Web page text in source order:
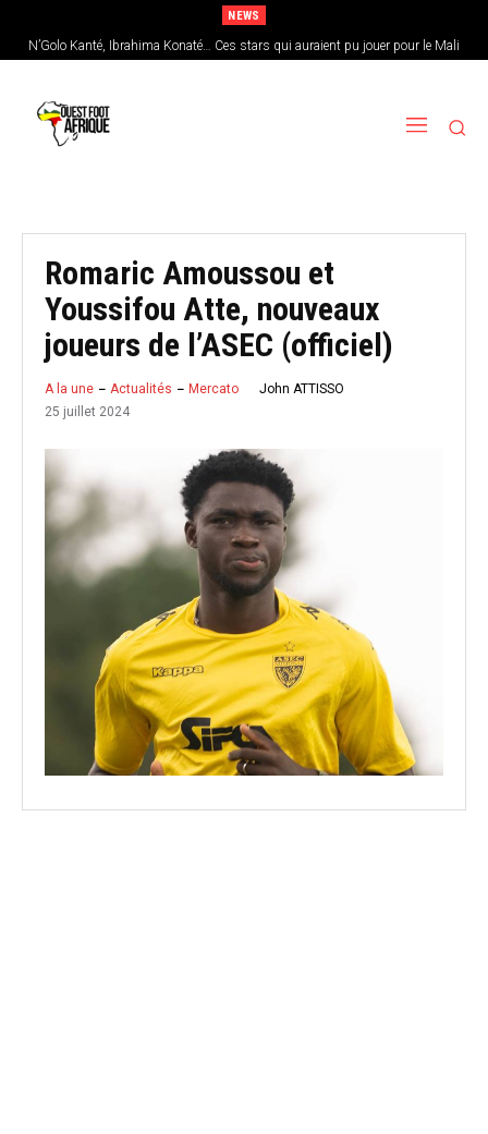
NEWS
N’Golo Kanté, Ibrahima Konaté… Ces stars qui auraient pu jouer pour le Mali
Sénégal : Patrick Vieira en pole position pour remplacer Pape Thiaw
Romaric Amoussou et
Youssifou Atte, nouveaux
joueurs de l’ASEC (officiel)
A la une Actualités Mercato
John ATTISSO
25 juillet 2024